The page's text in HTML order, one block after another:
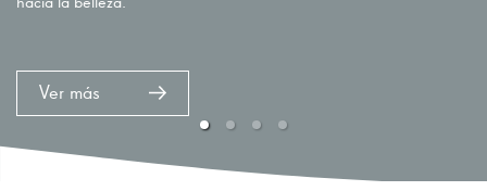
hacia la belleza.
Ver más